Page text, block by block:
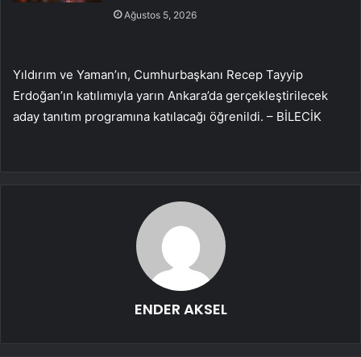
Ağustos 5, 2026
Yıldırım ve Yaman’ın, Cumhurbaşkanı Recep Tayyip
Erdoğan’ın katılımıyla yarın Ankara’da gerçekleştirilecek
aday tanıtım programına katılacağı öğrenildi. – BİLECİK
ENDER AKSEL